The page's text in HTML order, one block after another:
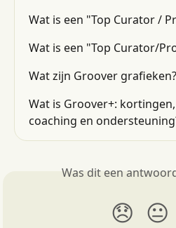
Wat is een "Top Curator /
Wat is een "Top Curator/
Wat zijn Groover grafieken?
Wat is Groover+:
coaching en
Was dit een
😞 😐